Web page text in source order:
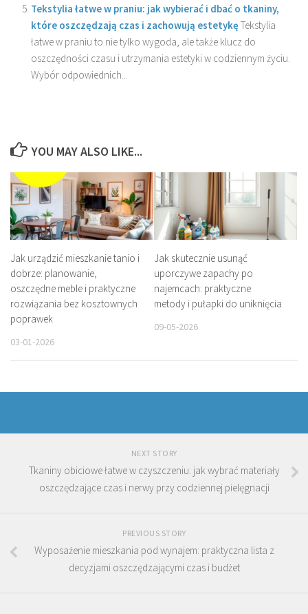
Tekstylia łatwe w praniu: jak wybierać i dbać o tkaniny,
które oszczędzają czas i zachowują estetykę Tekstylia
łatwe w praniu to nie tylko wygoda, ale także klucz do
oszczędności czasu i utrzymania estetyki w codziennym życiu.
Wybór odpowiednich...
YOU MAY ALSO LIKE...
Jak urządzić mieszkanie tanio i
dobrze: planowanie,
oszczędne meble i praktyczne
rozwiązania bez kosztownych
poprawek
03-01-2026
Jak skutecznie usunąć
uporczywe zapachy po
najemcach: praktyczne
metody i pułapki do uniknięcia
09-05-2026
NEXT STORY
Tkaniny obiciowe łatwe w czyszczeniu: jak wybrać materiały
oszczędzające czas i nerwy przy codziennej pielęgnacji
PREVIOUS STORY
Wyposażenie mieszkania pod wynajem: praktyczna lista z
decyzjami oszczędzającymi czas i budżet